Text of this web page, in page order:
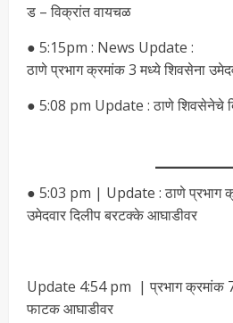
ड – विक्रांत वायचळ
● 5:15pm : News Update :
ठाणे प्रभाग क्रमांक 3 मध्ये शिवसेना
● 5:08 pm Update : ठाणे शिवसेनेचे
● 5:03 pm | Update : ठाणे प्रभाग
उमेदवार दिलीप बरटक्के आघाडीवर
Update 4:54 pm | प्रभाग क्रमांक
फाटक आघाडीवर